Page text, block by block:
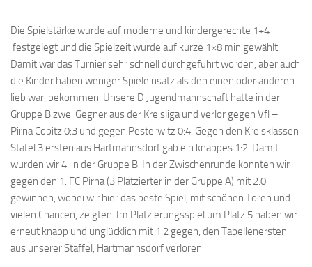
Die Spielstärke wurde auf moderne und kindergerechte 1+4
festgelegt und die Spielzeit wurde auf kurze 1×8 min gewählt.
Damit war das Turnier sehr schnell durchgeführt worden, aber auch
die Kinder haben weniger Spieleinsatz als den einen oder anderen
lieb war, bekommen. Unsere D Jugendmannschaft hatte in der
Gruppe B zwei Gegner aus der Kreisliga und verlor gegen Vfl –
Pirna Copitz 0:3 und gegen Pesterwitz 0:4. Gegen den Kreisklassen
Stafel 3 ersten aus Hartmannsdorf gab ein knappes 1:2. Damit
wurden wir 4. in der Gruppe B. In der Zwischenrunde konnten wir
gegen den 1. FC Pirna (3 Platzierter in der Gruppe A) mit 2:0
gewinnen, wobei wir hier das beste Spiel, mit schönen Toren und
vielen Chancen, zeigten. Im Platzierungsspiel um Platz 5 haben wir
erneut knapp und unglücklich mit 1:2 gegen, den Tabellenersten
aus unserer Staffel, Hartmannsdorf verloren.